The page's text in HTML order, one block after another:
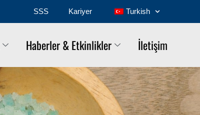
SSS Kariyer Turkish
Haberler & Etkinlikler İletişim